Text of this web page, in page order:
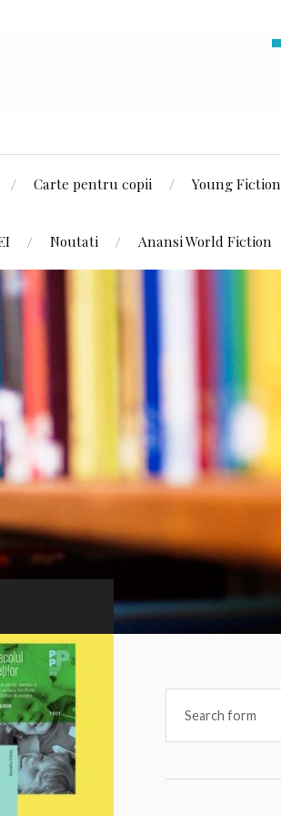
Carte pentru copii Young Fiction
Noutati Anansi World Fiction